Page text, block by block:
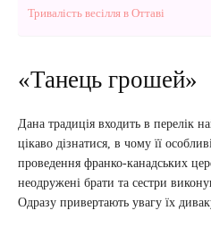
Тривалість весілля в Оттаві
«Танець грошей»
Дана традиція входить в перелік
цікаво дізнатися, в чому її
проведення франко-канадських
неодружені брати та сестри
Одразу привертають увагу їх